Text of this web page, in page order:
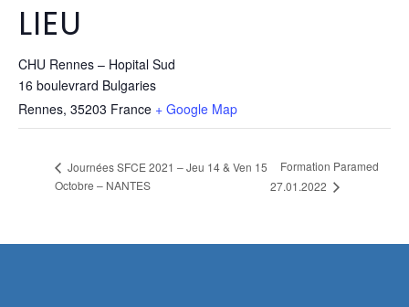
LIEU
CHU Rennes – Hopital Sud
16 boulevrard Bulgaries
Rennes, 35203 France + Google Map
Journées SFCE 2021 – Jeu 14 & Ven 15
Octobre – NANTES
Formation Paramed
27.01.2022